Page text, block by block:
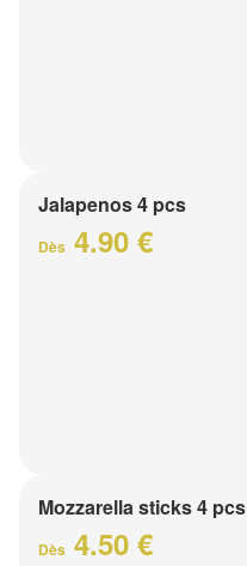
Jalapenos 4 pcs
Dès 4.90 €
Mozzarella sticks 4 pcs
Dès 4.50 €